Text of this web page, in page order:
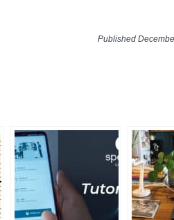
Published